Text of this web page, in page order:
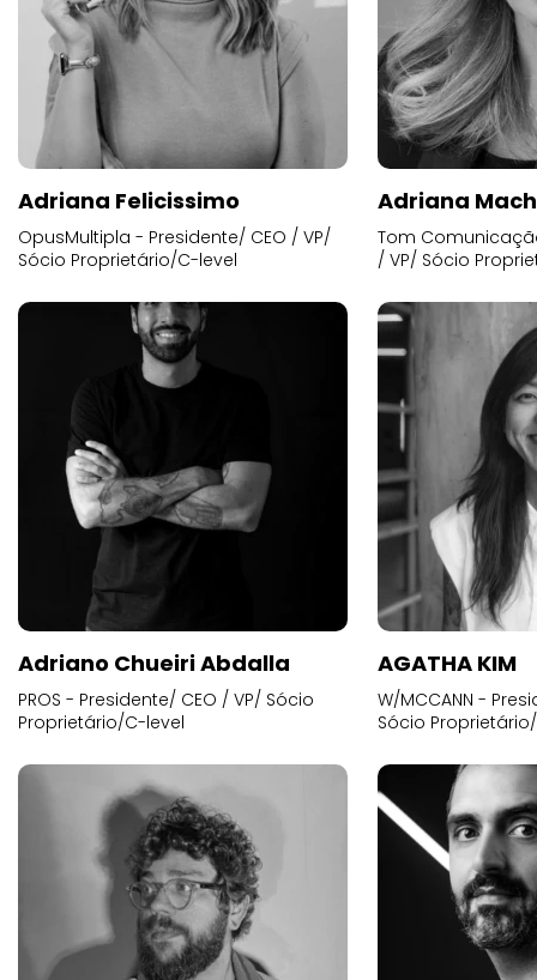
Adriana Felicissimo
OpusMultipla - Presidente/ CEO / VP/
Sócio Proprietário/C-level
Adriana
Tom
/ VP/ Sócio
Adriano Chueiri Abdalla
PROS - Presidente/ CEO / VP/ Sócio
Proprietário/C-level
AGATHA KIM
W/MCCANN -
Sócio